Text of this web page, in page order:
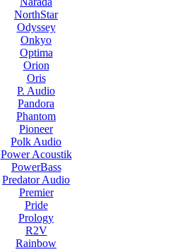
NorthStar
Odyssey
Onkyo
Optima
Orion
Oris
P. Audio
Pandora
Phantom
Pioneer
Polk Audio
Power Acoustik
PowerBass
Predator Audio
Premier
Pride
Prology
R2V
Rainbow